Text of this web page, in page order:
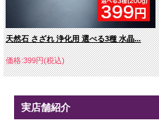
天然石 さざれ 浄化用 選べる3種 水晶...
価格:399円(税込)
実店舗紹介